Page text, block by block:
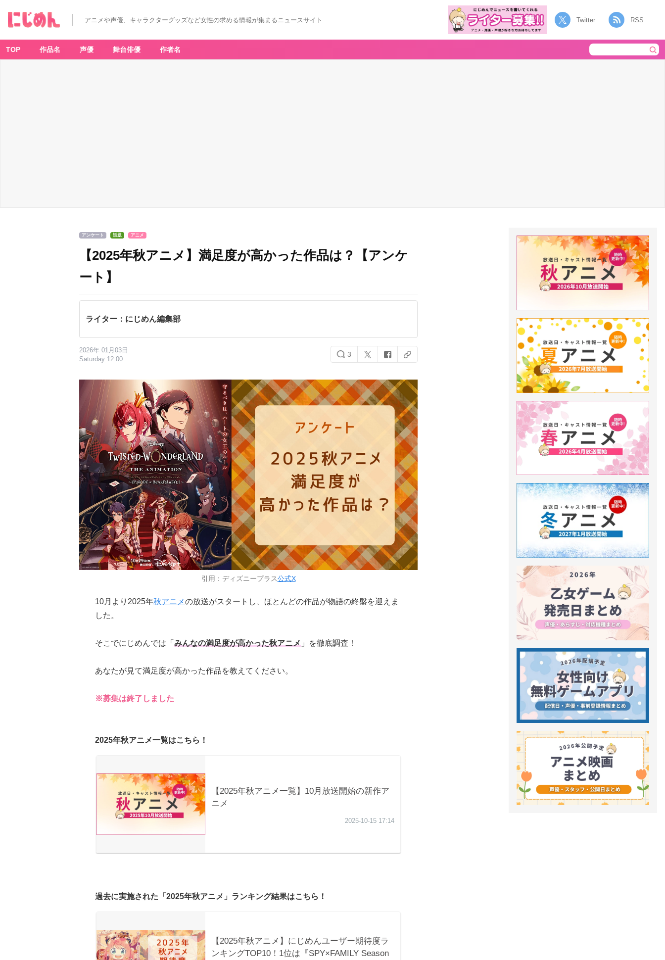
アニメや声優、キャラクターグッズなど女性の求める情報が集まるニュースサイト Twitter RSS
TOP 作品名 声優 舞台俳優 作者名
アンケート 話題 アニメ
【2025年秋アニメ】満足度が高かった作品は？【アンケ
ート】
ライター：にじめん編集部
2026年 01月03日
Saturday 12:00
3
引用：ディズニープラス公式X
10月より2025年秋アニメの放送がスタートし、ほとんどの作品が物語の終盤を迎えま
した。
そこでにじめんでは「 みんなの満足度が高かった秋アニメ 」を徹底調査！
あなたが見て満足度が高かった作品を教えてください。
※募集は終了しました
2025年秋アニメ一覧はこちら！
過去に実施された「2025年秋アニメ」ランキング結果はこちら！